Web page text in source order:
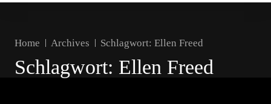
Home Archives Schlagwort: Ellen Freed
Schlagwort: Ellen Freed